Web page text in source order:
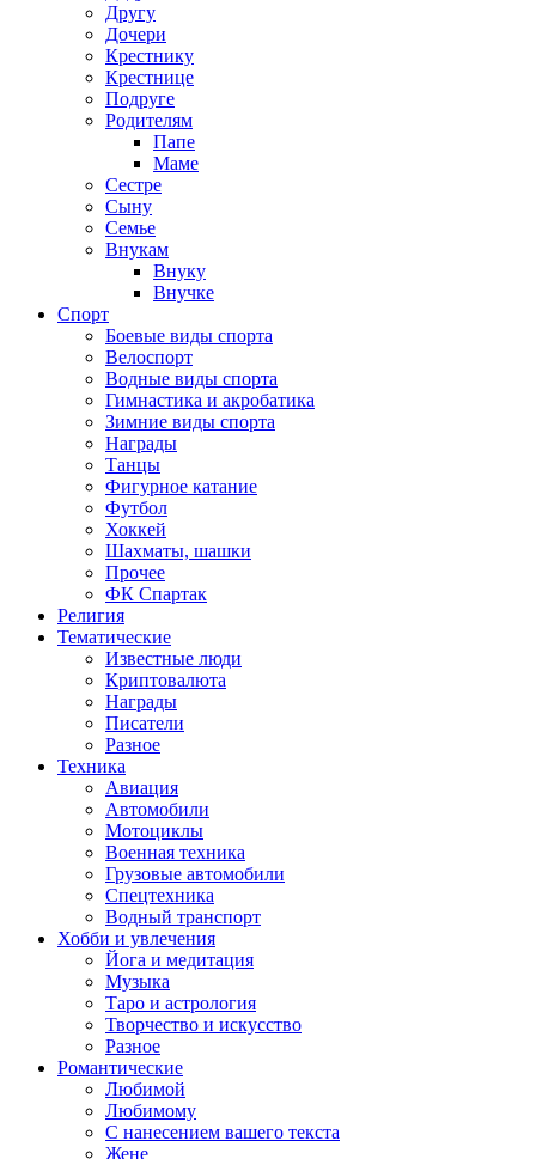
Другу
Дочери
Крестнику
Крестнице
Подруге
Родителям
Папе
Маме
Сестре
Сыну
Семье
Внукам
Внуку
Внучке
Спорт
Боевые виды спорта
Велоспорт
Водные виды спорта
Гимнастика и акробатика
Зимние виды спорта
Награды
Танцы
Фигурное катание
Футбол
Хоккей
Шахматы, шашки
Прочее
ФК Спартак
Религия
Тематические
Известные люди
Криптовалюта
Награды
Писатели
Разное
Техника
Авиация
Автомобили
Мотоциклы
Военная техника
Грузовые автомобили
Спецтехника
Водный транспорт
Хобби и увлечения
Йога и медитация
Музыка
Таро и астрология
Творчество и искусство
Разное
Романтические
Любимой
Любимому
С нанесением вашего текста
Жене